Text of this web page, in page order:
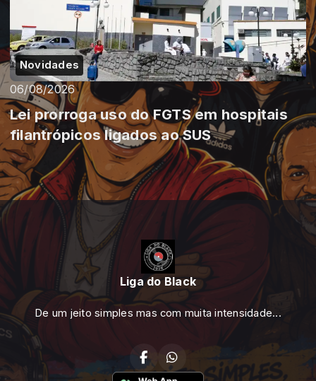
Novidades
06/08/2026
Lei prorroga uso do FGTS em hospitais
filantrópicos ligados ao SUS
Liga do Black
De um jeito simples mas com muita intensidade...